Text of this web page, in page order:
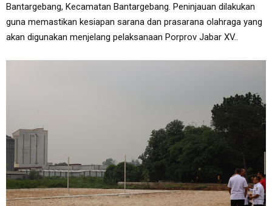
Bantargebang, Kecamatan Bantargebang. Peninjauan dilakukan
guna memastikan kesiapan sarana dan prasarana olahraga yang
akan digunakan menjelang pelaksanaan Porprov Jabar XV..